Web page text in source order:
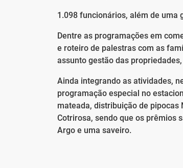
1.098 funcionários, além de uma
Dentre as programações em
e roteiro de palestras com as
assunto gestão das
Ainda integrando as atividades,
programação especial no
mateada, distribuição de
Cotrirosa, sendo que os prêmios
Argo e uma saveiro.